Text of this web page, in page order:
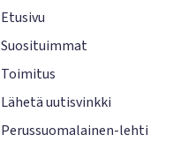
Etusivu
Suosituimmat
Toimitus
Lähetä uutisvinkki
Perussuomalainen-lehti